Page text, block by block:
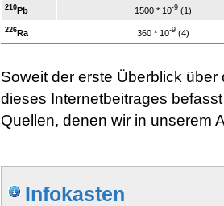
210Pb 1500 * 10-9(1)
226Ra 360 * 10-9(4)
Soweit der erste Überblick
dieses Internetbeitrages
Quellen, denen wir in unserem
Infokasten